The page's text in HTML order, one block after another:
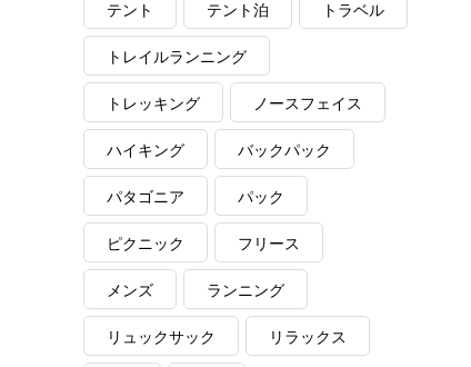
テント テント泊 トラベル
トレイルランニング
トレッキング ノースフェイス
ハイキング バックパック
パタゴニア パック
ピクニック フリース
メンズ ランニング
リュックサック リラックス